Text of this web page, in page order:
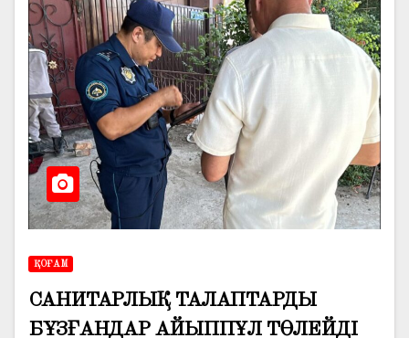
ҚОҒАМ
САНИТАРЛЫҚ ТАЛАПТАРДЫ
БҰЗҒАНДАР АЙЫППҰЛ ТӨЛЕЙДІ